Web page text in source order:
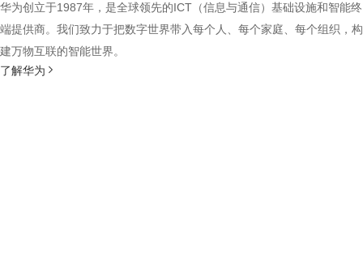
华为创立于1987年，是全球领先的ICT（信息与通信）基础设施和智能终
端提供商。我们致力于把数字世界带入每个人、每个家庭、每个组织，构
建万物互联的智能世界。
了解华为